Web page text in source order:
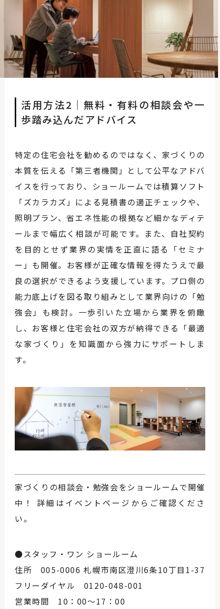
活用方法2｜無料・有料の相談会や一
歩踏み込んだアドバイス
特定の住宅会社を勧めるのではなく、家づくりの
本質を伝える「第三者機関」として公平なアドバ
イスを行っており、ショールームでは積算ソフト
「ズカラカズ」による見積書の適正チェックや、
照明プラン、省エネ性能の根拠など細かなディテ
ールまで幅広く相談が可能です。また、自社契約
を目的とせず業界の実情を正直に語る「セミナ
ー」も開催。お客様が正確な情報を得たうえで最
良の選択ができるよう支援しています。プロ側の
能力底上げを図る取り組みとして業界向けの「勉
強会」も検討。一歩引いた立場から業界を俯瞰
し、お客様と住宅会社の双方が納得できる「最適
な家づくり」を知識面から強力にサポートしま
す。
家づくりの相談会・勉強会をショールームで開催
中！ 詳細はイベントページからご確認くださ
い。
●スタッフ・ワン ショールーム
住所 005-0006 札幌市南区澄川6条10丁目1-37
フリーダイヤル 0120-048-001
営業時間 10：00～17：00